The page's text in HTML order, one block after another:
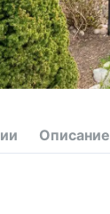
Описание